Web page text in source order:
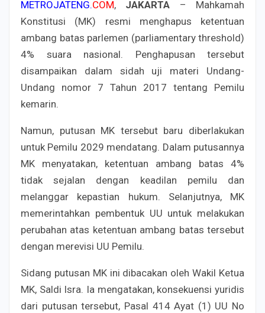
METROJATENG.COM, JAKARTA – Mahkamah
Konstitusi (MK) resmi menghapus ketentuan
ambang batas parlemen (parliamentary threshold)
4% suara nasional. Penghapusan tersebut
disampaikan dalam sidah uji materi Undang-
Undang nomor 7 Tahun 2017 tentang Pemilu
kemarin.
Namun, putusan MK tersebut baru diberlakukan
untuk Pemilu 2029 mendatang. Dalam putusannya
MK menyatakan, ketentuan ambang batas 4%
tidak sejalan dengan keadilan pemilu dan
melanggar kepastian hukum. Selanjutnya, MK
memerintahkan pembentuk UU untuk melakukan
perubahan atas ketentuan ambang batas tersebut
dengan merevisi UU Pemilu.
Sidang putusan MK ini dibacakan oleh Wakil Ketua
MK, Saldi Isra. Ia mengatakan, konsekuensi yuridis
dari putusan tersebut, Pasal 414 Ayat (1) UU No